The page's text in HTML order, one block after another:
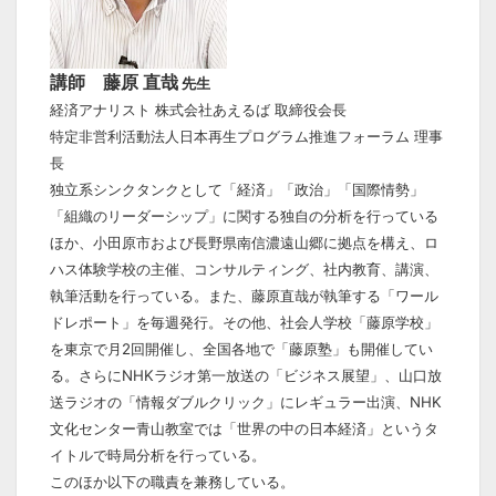
講師 藤原 直哉先生
経済アナリスト 株式会社あえるば 取締役会長
特定非営利活動法人日本再生プログラム推進フォーラム 理事
長
独立系シンクタンクとして「経済」「政治」「国際情勢」
「組織のリーダーシップ」に関する独自の分析を行っている
ほか、小田原市および長野県南信濃遠山郷に拠点を構え、ロ
ハス体験学校の主催、コンサルティング、社内教育、講演、
執筆活動を行っている。また、藤原直哉が執筆する「ワール
ドレポート」を毎週発行。その他、社会人学校「藤原学校」
を東京で月2回開催し、全国各地で「藤原塾」も開催してい
る。さらにNHKラジオ第一放送の「ビジネス展望」、山口放
送ラジオの「情報ダブルクリック」にレギュラー出演、NHK
文化センター青山教室では「世界の中の日本経済」というタ
イトルで時局分析を行っている。
このほか以下の職責を兼務している。